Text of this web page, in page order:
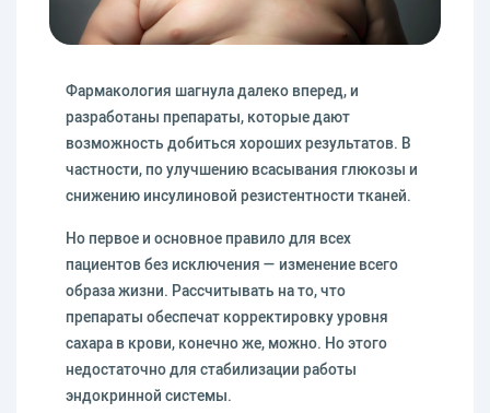
Фармакология шагнула далеко вперед, и
разработаны препараты, которые дают
возможность добиться хороших результатов. В
частности, по улучшению всасывания глюкозы и
снижению инсулиновой резистентности тканей.
Но первое и основное правило для всех
пациентов без исключения — изменение всего
образа жизни. Рассчитывать на то, что
препараты обеспечат корректировку уровня
сахара в крови, конечно же, можно. Но этого
недостаточно для стабилизации работы
эндокринной системы.